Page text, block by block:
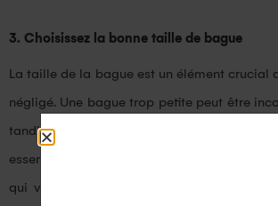
3. Choisissez la bonne taille de bague
La taille de la bague est un élément crucial
négligé. Une bague trop petite peut être
tandis qu’une bague trop grande risque de
essentiel de connaître la taille de bague
qui vous offrez la bague. Si vous n’êtes